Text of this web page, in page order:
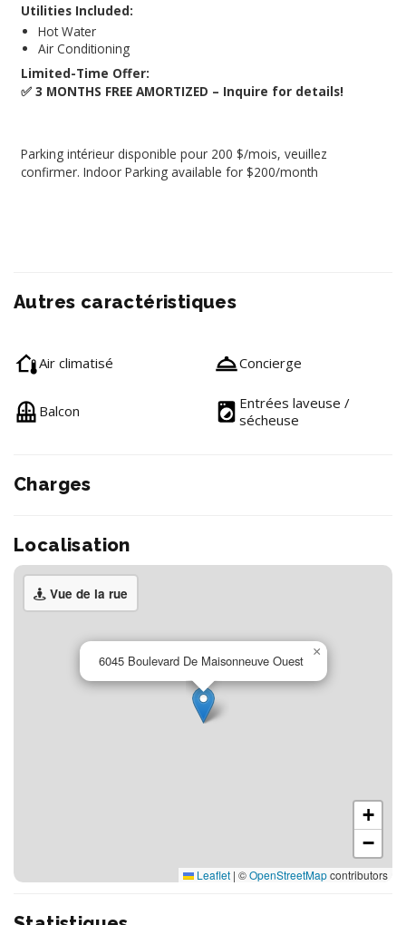
Utilities Included:
Hot Water
Air Conditioning
Limited-Time Offer:
✅ 3 MONTHS FREE AMORTIZED – Inquire for details!
Parking intérieur disponible pour 200 $/mois, veuillez
confirmer. Indoor Parking available for $200/month
Autres caractéristiques
Air climatisé Concierge
Balcon
Entrées laveuse /
sécheuse
Charges
Localisation
Vue de la rue
6045 Boulevard De Maisonneuve Ouest
×
+
−
Leaflet | ©OpenStreetMapcontributors